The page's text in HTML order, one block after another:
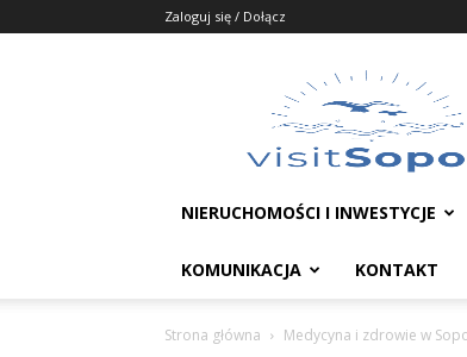
Zaloguj się / Dołącz
Portal
Sopot
NIERUCHOMOŚCI I INWESTYCJE
KOMUNIKACJA KONTAKT
Strona główna Medycyna i zdrowie w